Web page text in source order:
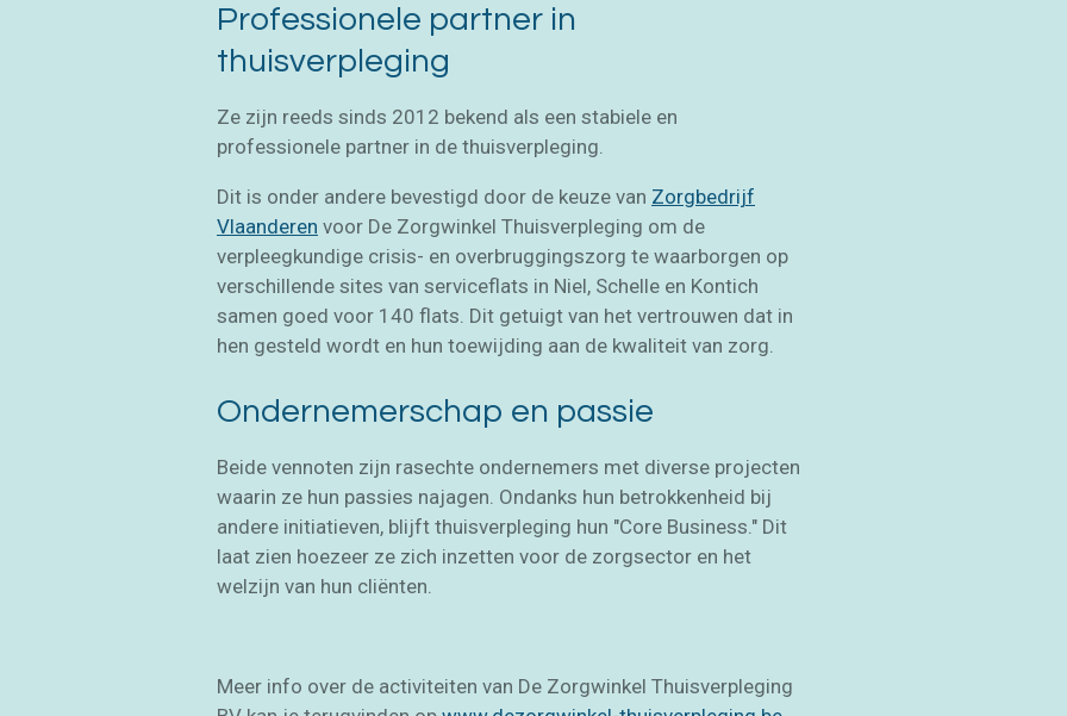
Professionele partner in
thuisverpleging
Ze zijn reeds sinds 2012 bekend als een stabiele en
professionele partner in de thuisverpleging.
Dit is onder andere bevestigd door de keuze van Zorgbedrijf
Vlaanderen voor De Zorgwinkel Thuisverpleging om de
verpleegkundige crisis- en overbruggingszorg te waarborgen op
verschillende sites van serviceflats in Niel, Schelle en Kontich
samen goed voor 140 flats. Dit getuigt van het vertrouwen dat in
hen gesteld wordt en hun toewijding aan de kwaliteit van zorg.
Ondernemerschap en passie
Beide vennoten zijn rasechte ondernemers met diverse projecten
waarin ze hun passies najagen. Ondanks hun betrokkenheid bij
andere initiatieven, blijft thuisverpleging hun "Core Business." Dit
laat zien hoezeer ze zich inzetten voor de zorgsector en het
welzijn van hun cliënten.
Meer info over de activiteiten van De Zorgwinkel Thuisverpleging